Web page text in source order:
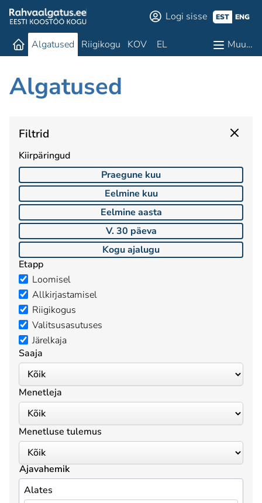
Logi sisse EST ENG
Algatused Riigikogu KOV EL Muu…
Algatused
Filtrid
Kiirpäringud
Praegune kuu
Eelmine kuu
Eelmine aasta
V. 30 päeva
Kogu ajalugu
Etapp
Loomisel
Allkirjastamisel
Riigikogus
Valitsusasutuses
Järelkaja
Saaja
Menetleja
Menetluse tulemus
Ajavahemik
Alates